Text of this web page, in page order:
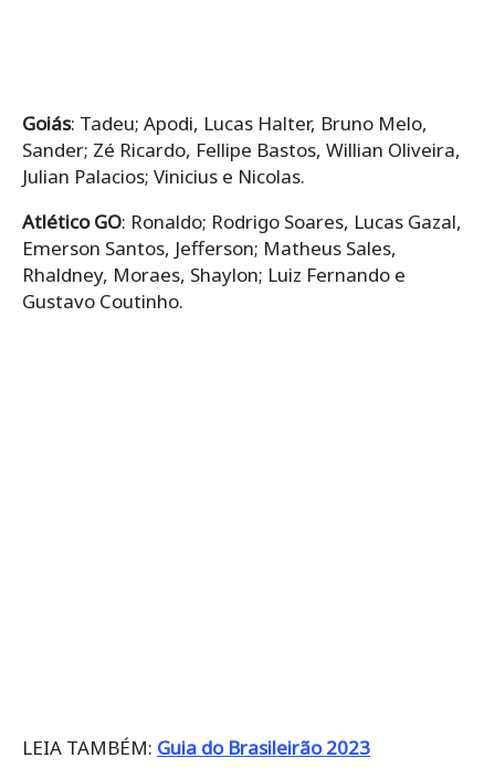
Goiás: Tadeu; Apodi, Lucas Halter, Bruno Melo,
Sander; Zé Ricardo, Fellipe Bastos, Willian Oliveira,
Julian Palacios; Vinicius e Nicolas.
Atlético GO: Ronaldo; Rodrigo Soares, Lucas Gazal,
Emerson Santos, Jefferson; Matheus Sales,
Rhaldney, Moraes, Shaylon; Luiz Fernando e
Gustavo Coutinho.
LEIA TAMBÉM: Guia do Brasileirão 2023